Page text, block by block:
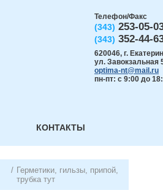
Телефон/Факс
(343) 253-05-
(343) 352-44-
620046, г.
ул. Завокзальная
optima-nt@mail.ru
пн-пт: с 9:00 до
КОНТАКТЫ
/ Герметики, гильзы, припой,
трубка тут